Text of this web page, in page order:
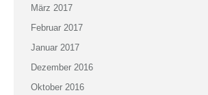
März 2017
Februar 2017
Januar 2017
Dezember 2016
Oktober 2016